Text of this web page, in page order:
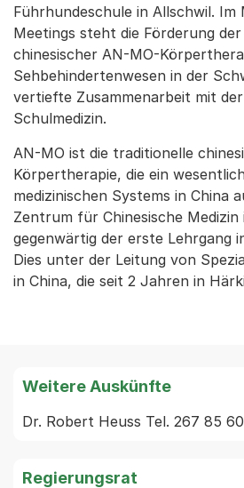
Führhundeschule in Allschwil.
Meetings steht die Förderung
chinesischer AN-MO-
Sehbehindertenwesen in der
vertiefte Zusammenarbeit mit
Schulmedizin.
AN-MO ist die traditionelle
Körpertherapie, die ein
medizinischen Systems in China
Zentrum für Chinesische
gegenwärtig der erste Lehrgang
Dies unter der Leitung von
in China, die seit 2 Jahren in
Weitere Auskünfte
Regierungsrat